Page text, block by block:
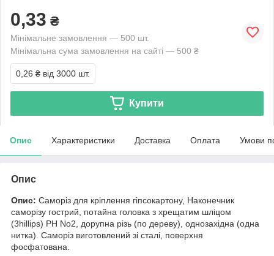
0,33 ₴
Мінімальне замовлення — 500 шт.
Мінімальна сума замовлення на сайті — 500 ₴
0,26 ₴ від 3000 шт.
Купити
Опис Характеристики Доставка Оплата Умови
Опис
Опис: Саморіз для кріплення гіпсокартону, Наконечник
саморізу гострий, потайна головка з хрещатим шліцом
(3hillips) РН No2, дорупна різь (по дереву), однозахідна (одна
нитка). Саморіз виготовлений зі сталі, поверхня
фосфатована.